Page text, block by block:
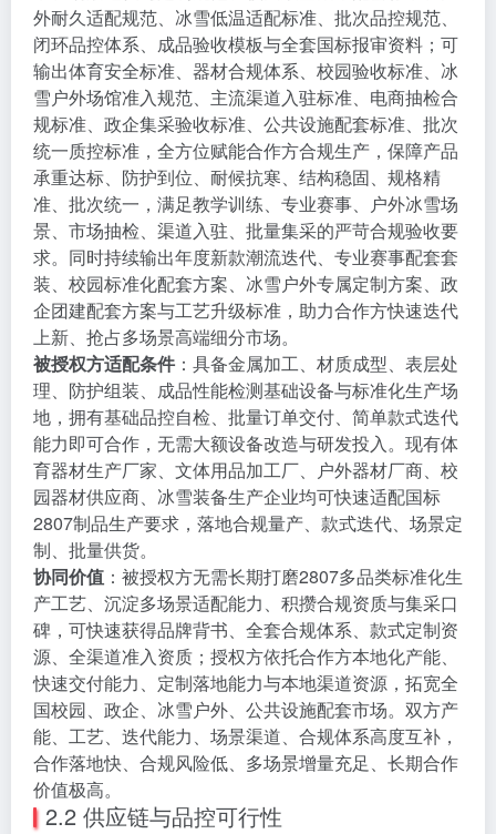
外耐久适配规范、冰雪低温适配标准、批次品控规范、
闭环品控体系、成品验收模板与全套国标报审资料；可
输出体育安全标准、器材合规体系、校园验收标准、冰
雪户外场馆准入规范、主流渠道入驻标准、电商抽检合
规标准、政企集采验收标准、公共设施配套标准、批次
统一质控标准，全方位赋能合作方合规生产，保障产品
承重达标、防护到位、耐候抗寒、结构稳固、规格精
准、批次统一，满足教学训练、专业赛事、户外冰雪场
景、市场抽检、渠道入驻、批量集采的严苛合规验收要
求。同时持续输出年度新款潮流迭代、专业赛事配套套
装、校园标准化配套方案、冰雪户外专属定制方案、政
企团建配套方案与工艺升级标准，助力合作方快速迭代
上新、抢占多场景高端细分市场。
被授权方适配条件 ：具备金属加工、材质成型、表层处
理、防护组装、成品性能检测基础设备与标准化生产场
地，拥有基础品控自检、批量订单交付、简单款式迭代
能力即可合作，无需大额设备改造与研发投入。现有体
育器材生产厂家、文体用品加工厂、户外器材厂商、校
园器材供应商、冰雪装备生产企业均可快速适配国标
2807制品生产要求，落地合规量产、款式迭代、场景定
制、批量供货。
协同价值 ：被授权方无需长期打磨2807多品类标准化生
产工艺、沉淀多场景适配能力、积攒合规资质与集采口
碑，可快速获得品牌背书、全套合规体系、款式定制资
源、全渠道准入资质；授权方依托合作方本地化产能、
快速交付能力、定制落地能力与本地渠道资源，拓宽全
国校园、政企、冰雪户外、公共设施配套市场。双方产
能、工艺、迭代能力、场景渠道、合规体系高度互补，
合作落地快、合规风险低、多场景增量充足、长期合作
价值极高。
2.2 供应链与品控可行性